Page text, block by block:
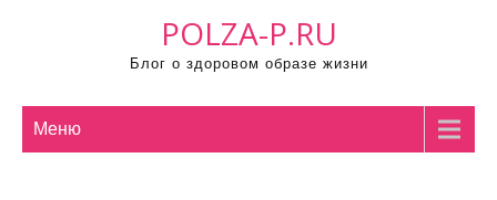
POLZA-P.RU
Блог о здоровом образе жизни
Меню